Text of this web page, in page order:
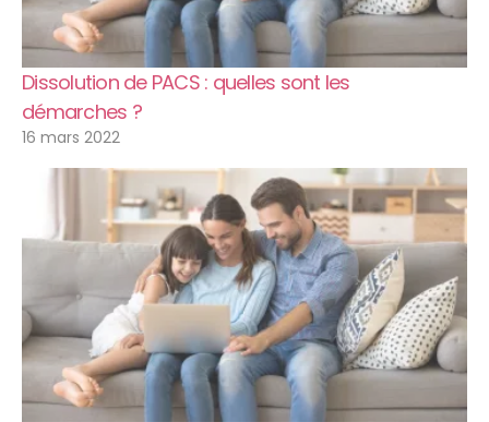
Dissolution de PACS : quelles sont les
démarches ?
16 mars 2022